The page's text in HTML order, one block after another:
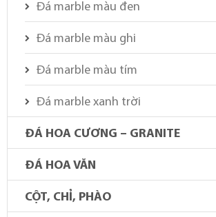
Đá marble màu đen
Đá marble màu ghi
Đá marble màu tím
Đá marble xanh trời
ĐÁ HOA CƯƠNG – GRANITE
ĐÁ HOA VĂN
CỘT, CHỈ, PHÀO